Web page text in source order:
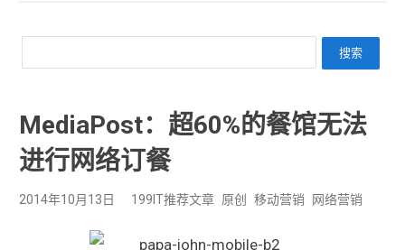
MediaPost：超60%的餐馆无法
进行网络订餐
2014年10月13日 199IT推荐文章 原创 移动营销 网络营销